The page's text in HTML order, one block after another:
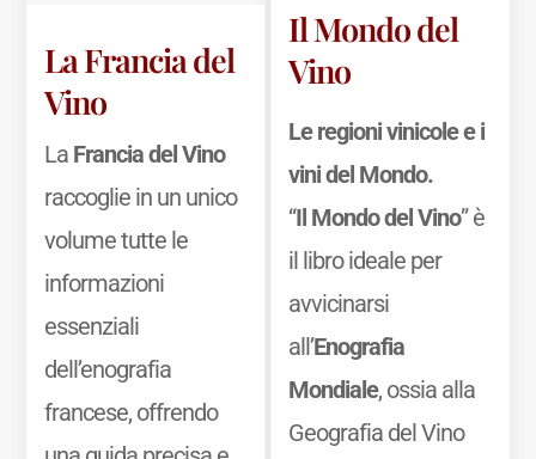
La Francia del
Vino
La Francia del Vino
raccoglie in un unico
volume tutte le
informazioni
essenziali
dell’enografia
francese, offrendo
Il Mondo del
Vino
Le regioni vinicole e i
vini del Mondo.
“Il Mondo del Vino” è
il libro ideale per
avvicinarsi
all’Enografia
Mondiale, ossia alla
Geografia del Vino